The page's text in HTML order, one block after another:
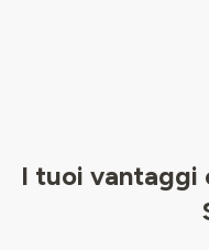
I tuoi vantaggi